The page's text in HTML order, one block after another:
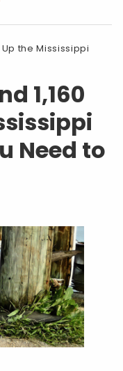
Up the Mississippi
1,160
Need to